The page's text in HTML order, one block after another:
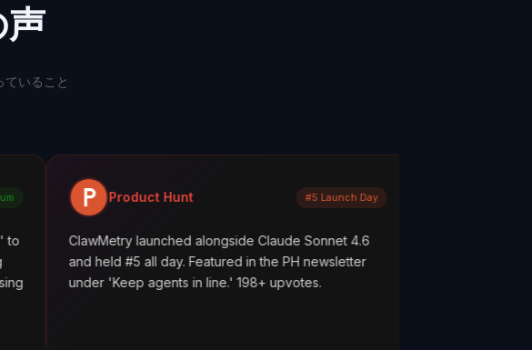
いること
Product Hunt
launched alongside Claude Sonnet 4.6
held #5 all day. Featured in the PH newsletter
'Keep agents in line.' 198+ upvotes.
What are your AI agents
scenes? Most builders don't